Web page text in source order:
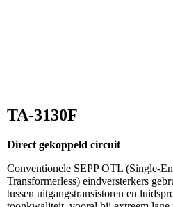
TA-3130F
Direct gekoppeld circuit
Conventionele SEPP OTL (Single-
Transformerless) eindversterkers
tussen uitgangstransistoren en